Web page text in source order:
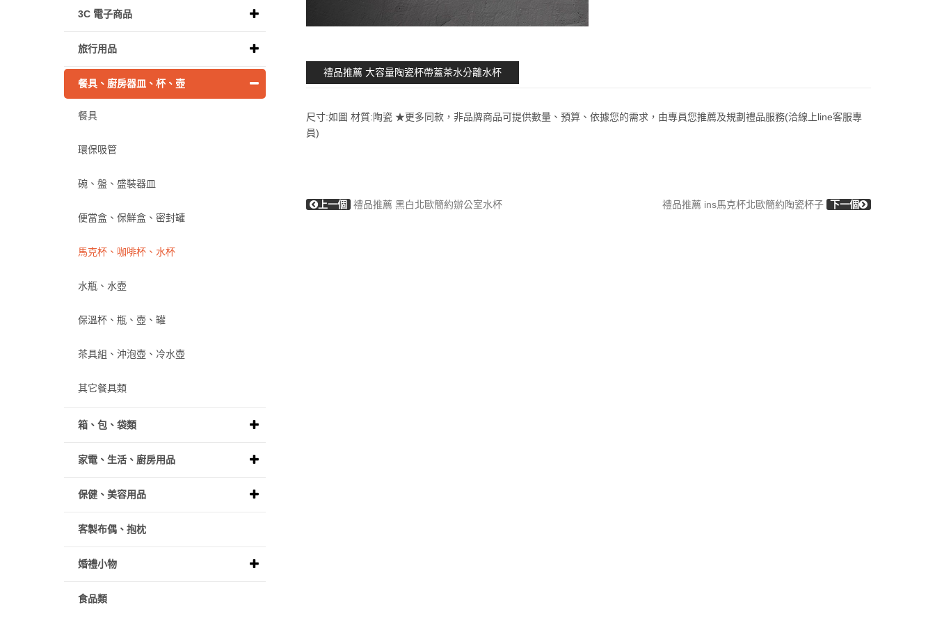
禮品推薦 大容量陶瓷杯帶蓋茶水分離水杯
尺寸:如圖 材質:陶瓷 ★更多同款，非品牌商品可提供數量、預算、依據您的需求，由專員您推薦及規劃禮品服務(洽線上line客服專
員)
上一個 禮品推薦 黑白北歐簡約辦公室水杯 禮品推薦 ins馬克杯北歐簡約陶瓷杯子 下一個
3C 電子商品
旅行用品
餐具、廚房器皿、杯、壺
餐具
環保吸管
碗、盤、盛裝器皿
便當盒、保鮮盒、密封罐
馬克杯、咖啡杯、水杯
水瓶、水壺
保溫杯、瓶、壺、罐
茶具組、沖泡壺、冷水壺
其它餐具類
箱、包、袋類
家電、生活、廚房用品
保健、美容用品
客製布偶、抱枕
婚禮小物
食品類